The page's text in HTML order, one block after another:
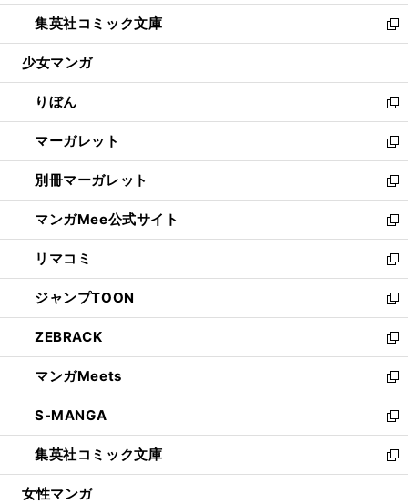
開
く
ウ
で
開
ン
ド
ウ
開
く
ウ
ィ
ン
ウ
で
開
く
し
い
ウ
ン
ド
ウ
で
開
く
集英社コミック文庫
新
し
ウ
ィ
ン
ド
ウ
で
開
く
少女マンガ
りぼん
新
し
い
ウ
ィ
ン
ド
ウ
で
開
く
マーガレット
新
し
い
ウ
ィ
ン
ド
ウ
で
開
く
別冊マーガレット
新
し
い
ウ
ィ
ン
ド
ウ
で
開
く
マンガMee公式サイト
新
し
い
ウ
ィ
ン
ド
ウ
で
開
く
リマコミ
新
し
い
ウ
ィ
ン
ド
ウ
で
開
く
ジャンプTOON
新
し
い
ウ
ィ
ン
ド
ウ
で
開
ZEBRACK
新
し
い
ウ
ィ
ン
ド
ウ
マンガMeets
新
し
い
ウ
ィ
ン
S-MANGA
新
し
い
ウ
集英社コミック文庫
新
し
女性マンガ